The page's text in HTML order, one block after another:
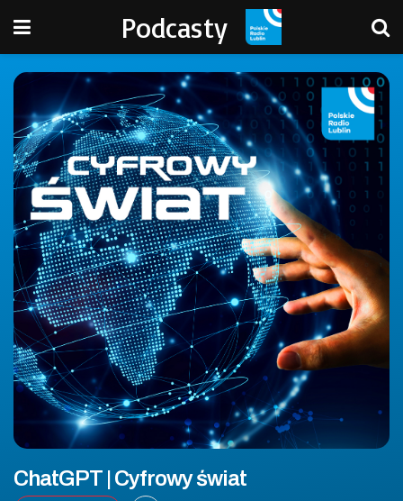
Podcasty
ChatGPT | Cyfrowy świat